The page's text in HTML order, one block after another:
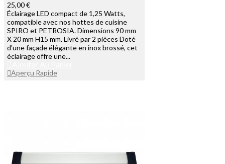
25,00 €
Éclairage LED compact de 1,25 Watts,
compatible avec nos hottes de cuisine
SPIRO et PETROSIA. Dimensions 90 mm
X 20 mm H15 mm. Livré par 2 pièces Doté
d'une façade élégante en inox brossé, cet
éclairage offre une...
Aperçu Rapide